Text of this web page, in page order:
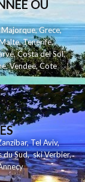
OU
Majorque,Grece,
,Tenerife,
,Costa del Sol,
,Vendee,Cote
,Tel Aviv,
du Sud,ski Verbier,